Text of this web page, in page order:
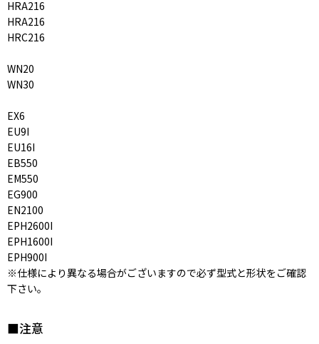
HRA216
HRA216
HRC216
WN20
WN30
EX6
EU9I
EU16I
EB550
EM550
EG900
EN2100
EPH2600I
EPH1600I
EPH900I
※仕様により異なる場合がございますので必ず型式と形状をご確認
下さい。
■注意